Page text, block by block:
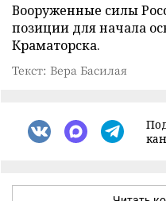
Вооруженные силы
позиции для начала
Краматорска.
Текст: Вера Басилая